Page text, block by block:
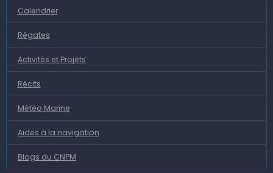
Calendrier
Régates
Activités et Projets
Récits
Météo Marine
Aides à la navigation
Blogs du CNPM